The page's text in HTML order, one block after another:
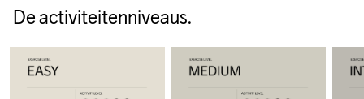
De activiteitenniveaus.